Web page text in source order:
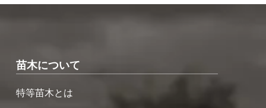
苗木について
特等苗木とは